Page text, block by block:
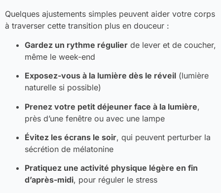
Quelques ajustements simples peuvent aider votre corps
à traverser cette transition plus en douceur :
Gardez un rythme régulier de lever et de coucher,
même le week-end
Exposez-vous à la lumière dès le réveil (lumière
naturelle si possible)
Prenez votre petit déjeuner face à la lumière,
près d’une fenêtre ou avec une lampe
Évitez les écrans le soir, qui peuvent perturber la
sécrétion de mélatonine
Pratiquez une activité physique légère en fin
d’après-midi, pour réguler le stress